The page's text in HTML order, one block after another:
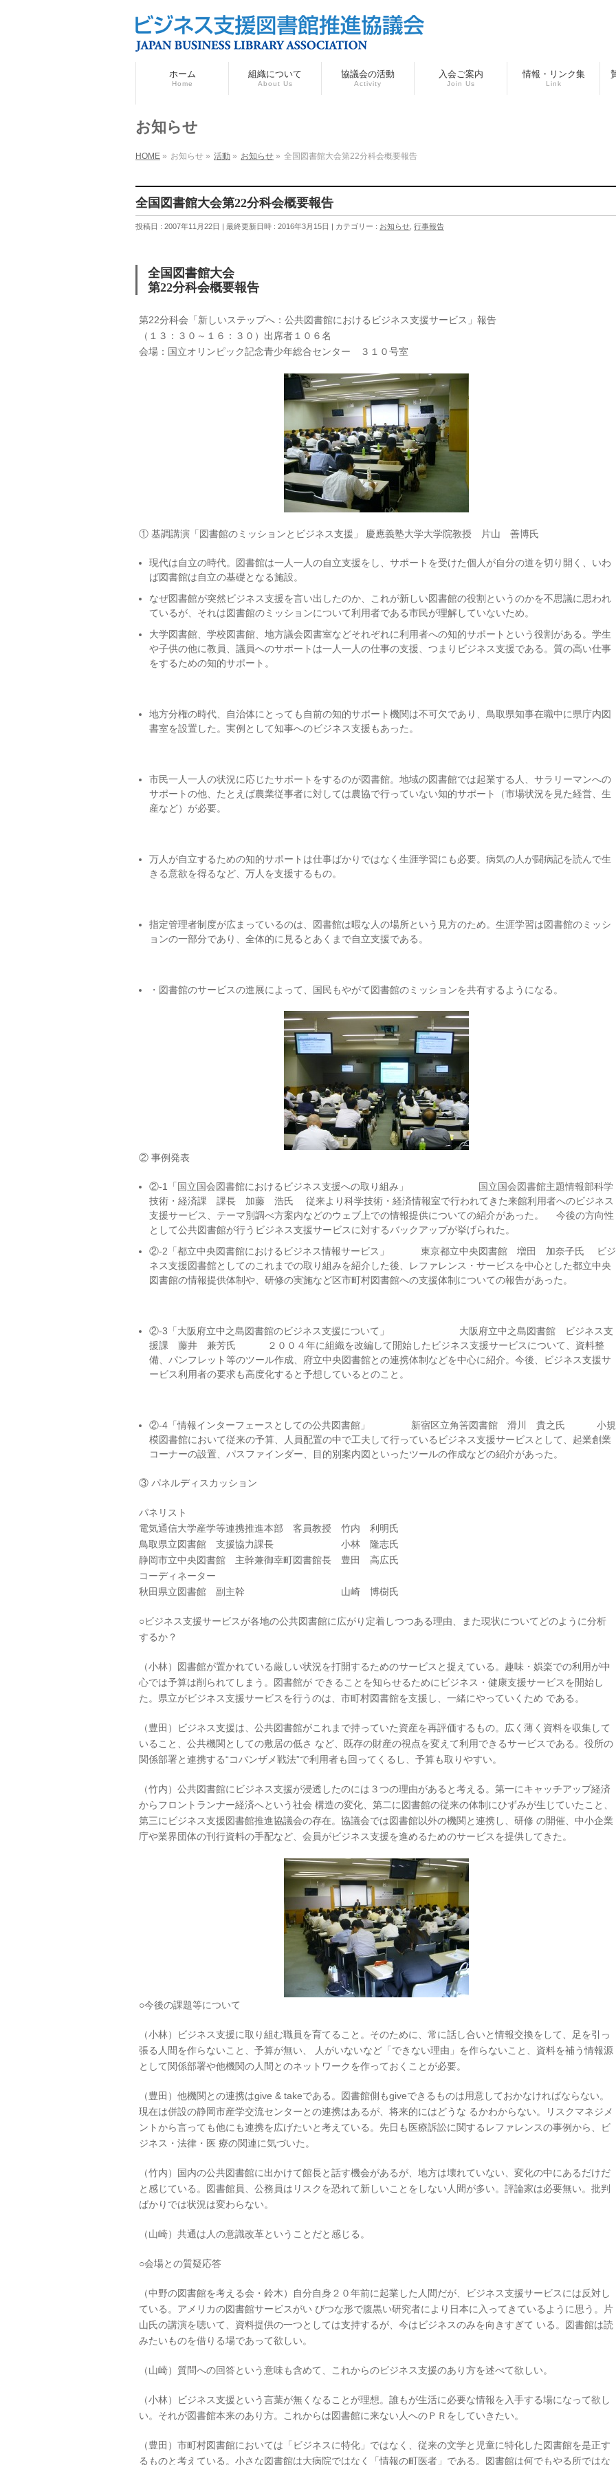
ホーム
Home
組織について
About Us
協議会の活動
Activity
入会ご案内
Join Us
情報・リンク集
Link
お知らせ
HOME » お知らせ » 活動 » お知らせ » 全国図書館大会第22分科会概要報告
全国図書館大会第22分科会概要報告
投稿日 : 2007年11月22日 最終更新日時 : 2016年3月15日 カテゴリー : お知らせ 行事報告
全国図書館大会
第22分科会概要報告
第22分科会「新しいステップへ：公共図書館におけるビジネス支援サービス」報告
（１３：３０～１６：３０）出席者１０６名
会場：国立オリンピック記念青少年総合センター ３１０号室
① 基調講演「図書館のミッションとビジネス支援」 慶應義塾大学大学院教授 片山 善博氏
現代は自立の時代。図書館は一人一人の自立支援をし、サポートを受けた個人が自分の道を切り開く、いわ
ば図書館は自立の基礎となる施設。
なぜ図書館が突然ビジネス支援を言い出したのか、これが新しい図書館の役割というのかを不思議に思われ
ているが、それは図書館のミッションについて利用者である市民が理解していないため。
大学図書館、学校図書館、地方議会図書室などそれぞれに利用者への知的サポートという役割がある。学生
や子供の他に教員、議員へのサポートは一人一人の仕事の支援、つまりビジネス支援である。質の高い仕事
をするための知的サポート。
地方分権の時代、自治体にとっても自前の知的サポート機関は不可欠であり、鳥取県知事在職中に県庁内図
書室を設置した。実例として知事へのビジネス支援もあった。
市民一人一人の状況に応じたサポートをするのが図書館。地域の図書館では起業する人、サラリーマンへの
サポートの他、たとえば農業従事者に対しては農協で行っていない知的サポート（市場状況を見た経営、生
産など）が必要。
万人が自立するための知的サポートは仕事ばかりではなく生涯学習にも必要。病気の人が闘病記を読んで生
きる意欲を得るなど、万人を支援するもの。
指定管理者制度が広まっているのは、図書館は暇な人の場所という見方のため。生涯学習は図書館のミッシ
ョンの一部分であり、全体的に見るとあくまで自立支援である。
・図書館のサービスの進展によって、国民もやがて図書館のミッションを共有するようになる。
② 事例発表
②-1「国立国会図書館におけるビジネス支援への取り組み」 国立国会図書館主題情報部科学
技術・経済課 課長 加藤 浩氏 従来より科学技術・経済情報室で行われてきた来館利用者へのビジネス
支援サービス、テーマ別調べ方案内などのウェブ上での情報提供についての紹介があった。 今後の方向性
として公共図書館が行うビジネス支援サービスに対するバックアップが挙げられた。
②-2「都立中央図書館におけるビジネス情報サービス」 東京都立中央図書館 増田 加奈子氏 ビジ
ネス支援図書館としてのこれまでの取り組みを紹介した後、レファレンス・サービスを中心とした都立中央
図書館の情報提供体制や、研修の実施など区市町村図書館への支援体制についての報告があった。
②-3「大阪府立中之島図書館のビジネス支援について」 大阪府立中之島図書館 ビジネス支
援課 藤井 兼芳氏 ２００４年に組織を改編して開始したビジネス支援サービスについて、資料整
備、パンフレット等のツール作成、府立中央図書館との連携体制などを中心に紹介。今後、ビジネス支援サ
ービス利用者の要求も高度化すると予想しているとのこと。
②-4「情報インターフェースとしての公共図書館」 新宿区立角筈図書館 滑川 貴之氏 小規
模図書館において従来の予算、人員配置の中で工夫して行っているビジネス支援サービスとして、起業創業
コーナーの設置、パスファインダー、目的別案内図といったツールの作成などの紹介があった。
③ パネルディスカッション
パネリスト
電気通信大学産学等連携推進本部 客員教授 竹内 利明氏
鳥取県立図書館 支援協力課長 小林 隆志氏
静岡市立中央図書館 主幹兼御幸町図書館長 豊田 高広氏
コーディネーター
秋田県立図書館 副主幹 山崎 博樹氏
○ビジネス支援サービスが各地の公共図書館に広がり定着しつつある理由、また現状についてどのように分析
するか？
（小林）図書館が置かれている厳しい状況を打開するためのサービスと捉えている。趣味・娯楽での利用が中
心では予算は削られてしまう。図書館が できることを知らせるためにビジネス・健康支援サービスを開始し
た。県立がビジネス支援サービスを行うのは、市町村図書館を支援し、一緒にやっていくため である。
（豊田）ビジネス支援は、公共図書館がこれまで持っていた資産を再評価するもの。広く薄く資料を収集して
いること、公共機関としての敷居の低さ など、既存の財産の視点を変えて利用できるサービスである。役所の
関係部署と連携する“コバンザメ戦法”で利用者も回ってくるし、予算も取りやすい。
（竹内）公共図書館にビジネス支援が浸透したのには３つの理由があると考える。第一にキャッチアップ経済
からフロントランナー経済へという社会 構造の変化、第二に図書館の従来の体制にひずみが生じていたこと、
第三にビジネス支援図書館推進協議会の存在。協議会では図書館以外の機関と連携し、研修 の開催、中小企業
庁や業界団体の刊行資料の手配など、会員がビジネス支援を進めるためのサービスを提供してきた。
○今後の課題等について
（小林）ビジネス支援に取り組む職員を育てること。そのために、常に話し合いと情報交換をして、足を引っ
張る人間を作らないこと、予算が無い、 人がいないなど「できない理由」を作らないこと、資料を補う情報源
として関係部署や他機関の人間とのネットワークを作っておくことが必要。
（豊田）他機関との連携はgive & takeである。図書館側もgiveできるものは用意しておかなければならない。
現在は併設の静岡市産学交流センターとの連携はあるが、将来的にはどうな るかわからない。リスクマネジメ
ントから言っても他にも連携を広げたいと考えている。先日も医療訴訟に関するレファレンスの事例から、ビ
ジネス・法律・医 療の関連に気づいた。
（竹内）国内の公共図書館に出かけて館長と話す機会があるが、地方は壊れていない、変化の中にあるだけだ
と感じている。図書館員、公務員はリスクを恐れて新しいことをしない人間が多い。評論家は必要無い。批判
ばかりでは状況は変わらない。
（山崎）共通は人の意識改革ということだと感じる。
○会場との質疑応答
（中野の図書館を考える会・鈴木）自分自身２０年前に起業した人間だが、ビジネス支援サービスには反対し
ている。アメリカの図書館サービスがい びつな形で腹黒い研究者により日本に入ってきているように思う。片
山氏の講演を聴いて、資料提供の一つとしては支持するが、今はビジネスのみを向きすぎて いる。図書館は読
みたいものを借りる場であって欲しい。
（山崎）質問への回答という意味も含めて、これからのビジネス支援のあり方を述べて欲しい。
（小林）ビジネス支援という言葉が無くなることが理想。誰もが生活に必要な情報を入手する場になって欲し
い。それが図書館本来のあり方。これからは図書館に来ない人へのＰＲをしていきたい。
（豊田）市町村図書館においては「ビジネスに特化」ではなく、従来の文学と児童に特化した図書館を是正す
るものと考えている。小さな図書館は大病院ではなく「情報の町医者」である。図書館は何でもやる所ではな